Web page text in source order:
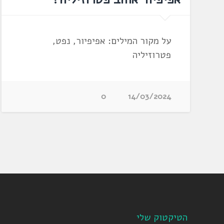
על מקור המילים: אפיפיור, נפט,
פטרוזיליה
14/03/2024
0
הטיקטוק שלי